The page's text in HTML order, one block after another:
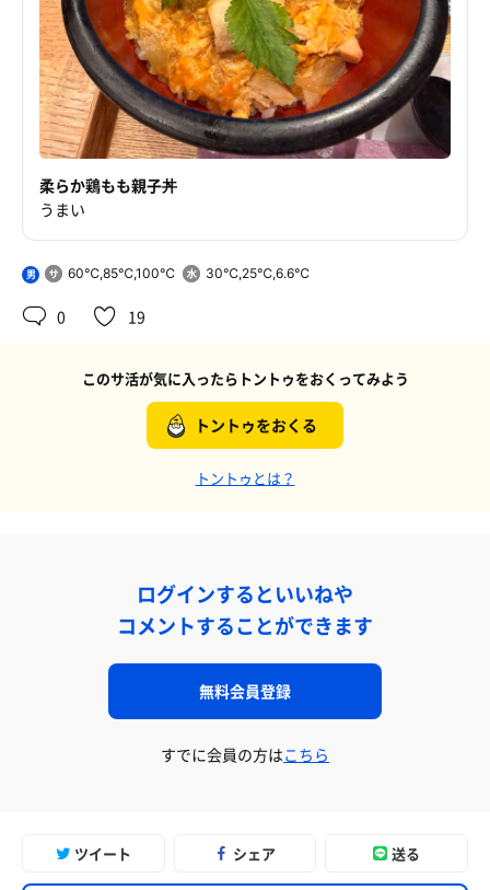
柔らか鶏もも親子丼
うまい
男 60℃,85℃,100℃ 30℃,25℃,6.6℃
0 19
このサ活が気に入ったらトントゥをおくってみよう
トントゥをおくる
トントゥとは？
ログインするといいねや
コメントすることができます
無料会員登録
すでに会員の方はこちら
ツイート シェア 送る